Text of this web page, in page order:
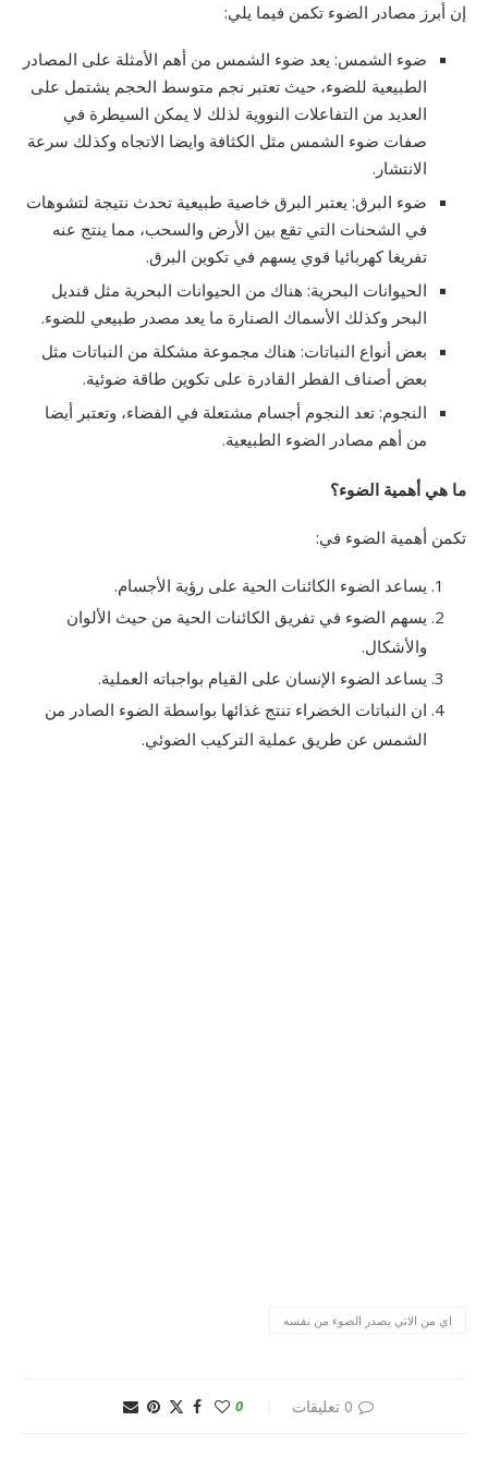
إن أبرز مصادر الضوء تكمن فيما يلي:
ضوء الشمس: يعد ضوء الشمس من أهم الأمثلة على المصادر
الطبيعية للضوء، حيث تعتبر نجم متوسط الحجم يشتمل على
العديد من التفاعلات النووية لذلك لا يمكن السيطرة في
صفات ضوء الشمس مثل الكثافة وايضا الاتجاه وكذلك سرعة
الانتشار.
ضوء البرق: يعتبر البرق خاصية طبيعية تحدث نتيجة لتشوهات
في الشحنات التي تقع بين الأرض والسحب، مما ينتج عنه
تفريغا كهربائيا قوي يسهم في تكوين البرق.
الحيوانات البحرية: هناك من الحيوانات البحرية مثل قنديل
البحر وكذلك الأسماك الصنارة ما يعد مصدر طبيعي للضوء.
بعض أنواع النباتات: هناك مجموعة مشكلة من النباتات مثل
بعض أصناف الفطر القادرة على تكوين طاقة ضوئية.
النجوم: تعد النجوم أجسام مشتعلة في الفضاء، وتعتبر أيضا
من أهم مصادر الضوء الطبيعية.
ما هي أهمية الضوء؟
تكمن أهمية الضوء في:
يساعد الضوء الكائنات الحية على رؤية الأجسام.
يسهم الضوء في تفريق الكائنات الحية من حيث الألوان
والأشكال.
يساعد الضوء الإنسان على القيام بواجباته العملية.
ان النباتات الخضراء تنتج غذائها بواسطة الضوء الصادر من
الشمس عن طريق عملية التركيب الضوئي.
اي من الاتي يصدر الضوء من نفسه
0 تعليقات 0